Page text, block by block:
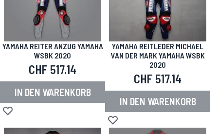
YAMAHA REITER ANZUG YAMAHA
WSBK 2020
CHF 517.14
IN DEN WARENKORB
Zur Wunschliste hinzufügen
YAMAHA REITLEDER MICHAEL
VAN DER MARK YAMAHA WSBK
2020
CHF 517.14
IN DEN WARENKORB
Zur Wunschliste hinzufügen